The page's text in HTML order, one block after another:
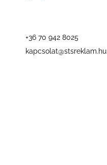
+36 70 942 8025
kapcsolat@stsreklam.hu